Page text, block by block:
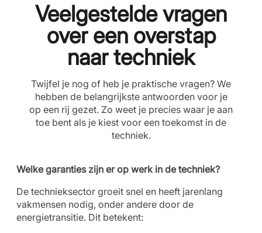
Veelgestelde vragen
over een overstap
naar techniek
Twijfel je nog of heb je praktische vragen? We
hebben de belangrijkste antwoorden voor je
op een rij gezet. Zo weet je precies waar je aan
toe bent als je kiest voor een toekomst in de
techniek.
Welke garanties zijn er op werk in de techniek?
De technieksector groeit snel en heeft jarenlang
vakmensen nodig, onder andere door de
energietransitie. Dit betekent: